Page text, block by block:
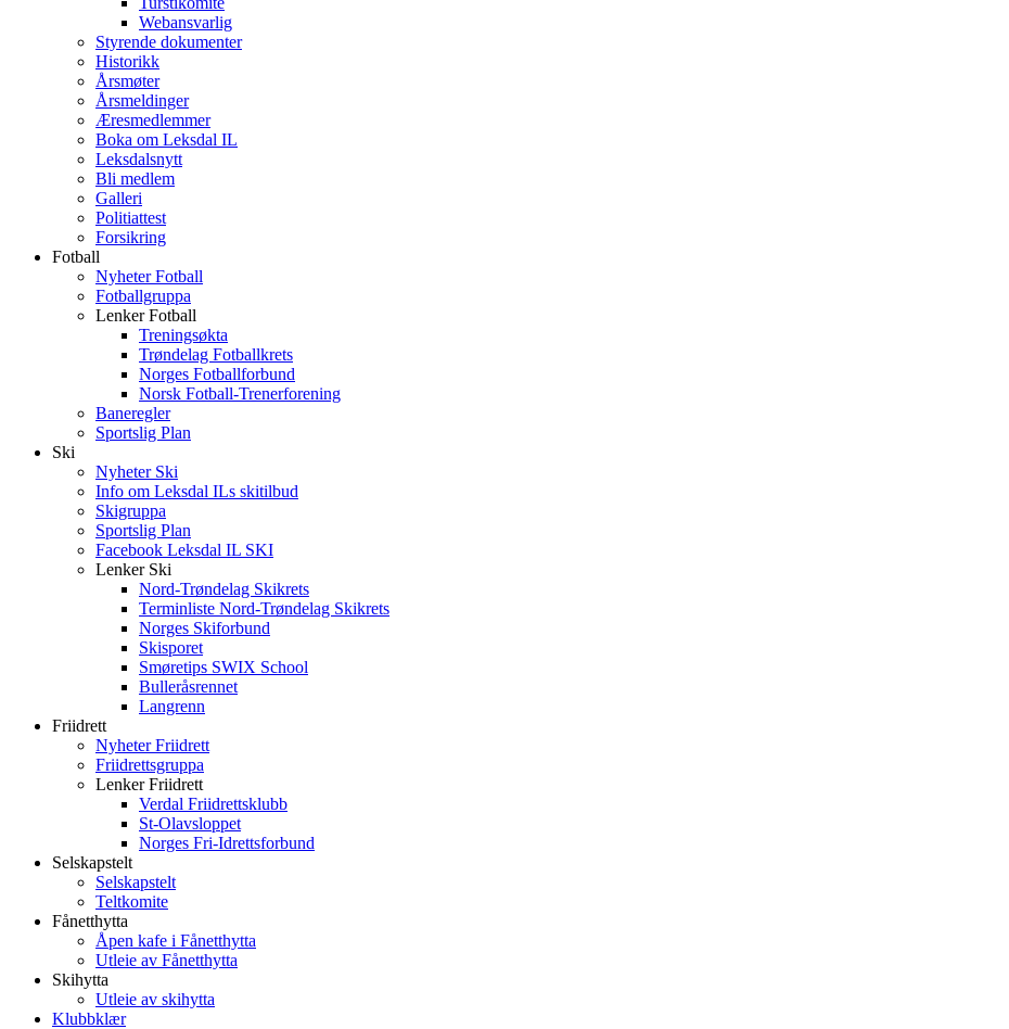
Webansvarlig
Styrende dokumenter
Historikk
Årsmøter
Årsmeldinger
Æresmedlemmer
Boka om Leksdal IL
Leksdalsnytt
Bli medlem
Galleri
Politiattest
Forsikring
Fotball
Nyheter Fotball
Fotballgruppa
Lenker Fotball
Treningsøkta
Trøndelag Fotballkrets
Norges Fotballforbund
Norsk Fotball-Trenerforening
Baneregler
Sportslig Plan
Ski
Nyheter Ski
Info om Leksdal ILs skitilbud
Skigruppa
Sportslig Plan
Facebook Leksdal IL SKI
Lenker Ski
Nord-Trøndelag Skikrets
Terminliste Nord-Trøndelag Skikrets
Norges Skiforbund
Skisporet
Smøretips SWIX School
Bulleråsrennet
Langrenn
Friidrett
Nyheter Friidrett
Friidrettsgruppa
Lenker Friidrett
Verdal Friidrettsklubb
St-Olavsloppet
Norges Fri-Idrettsforbund
Selskapstelt
Selskapstelt
Teltkomite
Fånetthytta
Åpen kafe i Fånetthytta
Utleie av Fånetthytta
Skihytta
Utleie av skihytta
Klubbklær